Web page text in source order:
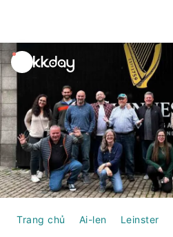
unread
notifications
Trang chủ Ai-len Leinster